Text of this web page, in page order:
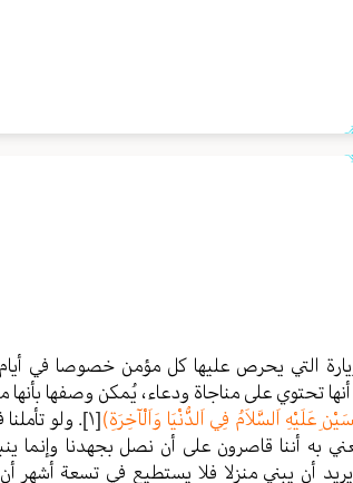
التي يحرص عليها كل مؤمن خصوصا في
تحتوي على مناجاة ودعاء، يُمكن وصفها بأنها
عَلَيْهِ اَلسَّلاَمُ فِي اَلدُّنْيَا وَاَلْآخِرَةِ)[١]
. ولو
به أننا قاصرون على أن نصل بجهدنا وإنما
أن يبني منزلا فلا يستطيع في تسعة أشهر